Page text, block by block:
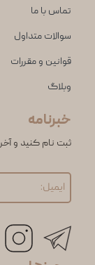
تماس با ما
سوالات متداول
قوانین و مقررات
وبلاگ
خبرنامه
ثبت نام کنید و